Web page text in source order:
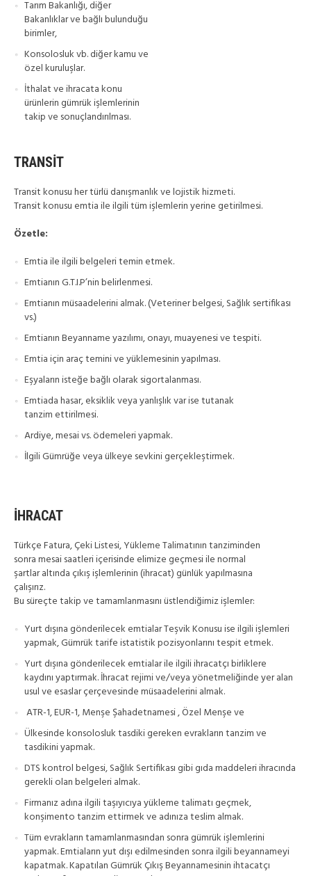
Tarım Bakanlığı, diğer
Bakanlıklar ve bağlı bulunduğu
birimler,
Konsolosluk vb. diğer kamu ve
özel kuruluşlar.
İthalat ve ihracata konu
ürünlerin gümrük işlemlerinin
takip ve sonuçlandırılması.
TRANSİT
Transit konusu her türlü danışmanlık ve lojistik hizmeti.
Transit konusu emtia ile ilgili tüm işlemlerin yerine getirilmesi.
Özetle:
Emtia ile ilgili belgeleri temin etmek.
Emtianın G.T.I.P’nin belirlenmesi.
Emtianın müsaadelerini almak. (Veteriner belgesi, Sağlık sertifikası
vs.)
Emtianın Beyanname yazılımı, onayı, muayenesi ve tespiti.
Emtia için araç temini ve yüklemesinin yapılması.
Eşyaların isteğe bağlı olarak sigortalanması.
Emtiada hasar, eksiklik veya yanlışlık var ise tutanak
tanzim ettirilmesi.
Ardiye, mesai vs. ödemeleri yapmak.
İlgili Gümrüğe veya ülkeye sevkini gerçekleştirmek.
İHRACAT
Türkçe Fatura, Çeki Listesi, Yükleme Talimatının tanziminden
sonra mesai saatleri içerisinde elimize geçmesi ile normal
şartlar altında çıkış işlemlerinin (ihracat) günlük yapılmasına
çalışırız.
Bu süreçte takip ve tamamlanmasını üstlendiğimiz işlemler:
Yurt dışına gönderilecek emtialar Teşvik Konusu ise ilgili işlemleri
yapmak, Gümrük tarife istatistik pozisyonlarını tespit etmek.
Yurt dışına gönderilecek emtialar ile ilgili ihracatçı birliklere
kaydını yaptırmak. İhracat rejimi ve/veya yönetmeliğinde yer alan
usul ve esaslar çerçevesinde müsaadelerini almak.
ATR-1, EUR-1, Menşe Şahadetnamesi , Özel Menşe ve
Ülkesinde konsolosluk tasdiki gereken evrakların tanzim ve
tasdikini yapmak.
DTS kontrol belgesi, Sağlık Sertifikası gibi gıda maddeleri ihracında
gerekli olan belgeleri almak.
Firmanız adına ilgili taşıyıcıya yükleme talimatı geçmek,
konşimento tanzim ettirmek ve adınıza teslim almak.
Tüm evrakların tamamlanmasından sonra gümrük işlemlerini
yapmak. Emtiaların yut dışı edilmesinden sonra ilgili beyannameyi
kapatmak. Kapatılan Gümrük Çıkış Beyannamesinin ihtacatçı